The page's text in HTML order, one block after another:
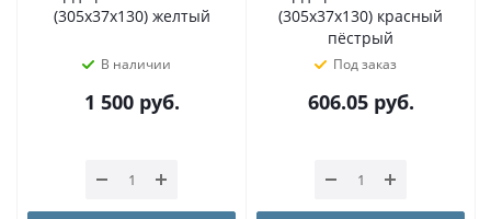
(305х37х130) желтый
В наличии
1 500руб.
(305х37х130) красный
пёстрый
Под заказ
606.05руб.